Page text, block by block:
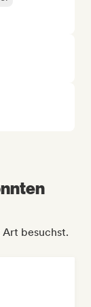
Art besuchst.